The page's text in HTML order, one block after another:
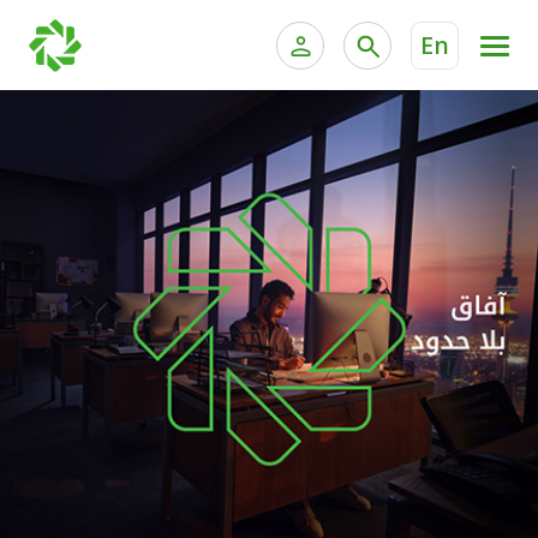
En
الخدمات المصرفية الإلكترونية للأفراد
الخدمات المصرفية الإلكترونية للشركات
خدمة "بيتك" للتداول الإلكتروني
الخدمات المصرفية للأفراد
المنتجات
الحسابات المصرفية
البطاقات
الودائع
أخرى